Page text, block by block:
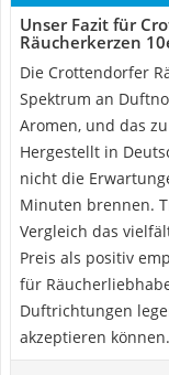
Unser Fazit für
Räucherkerzen
Die Crottendorfer
Spektrum an
Aromen, und das
Hergestellt in
nicht die
Minuten brennen.
Vergleich das
Preis als positiv
für
Duftrichtungen
akzeptieren können.